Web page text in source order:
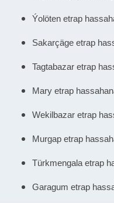
Ýolöten etrap
Sakarçäge etrap
Tagtabazar etrap
Mary etrap
Wekilbazar etrap
Murgap etrap
Türkmengala etrap
Garagum etrap